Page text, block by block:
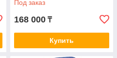
Под заказ
168 000 ₸
Купить